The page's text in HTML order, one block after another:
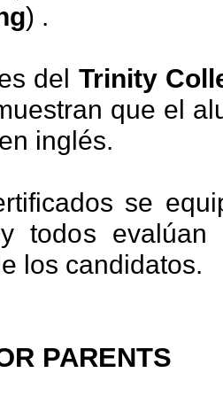
) .
del Trinity
que el
inglés.
se
todos evalúan
los candidatos.
PARENTS